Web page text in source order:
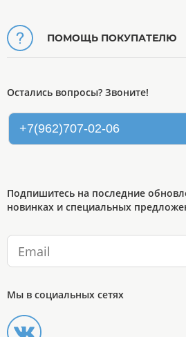
ПОМОЩЬ ПОКУПАТЕЛЮ
Остались вопросы? Звоните!
+7(962)707-02-06
Подпишитесь на последние
новинках и специальных
Мы в социальных сетях